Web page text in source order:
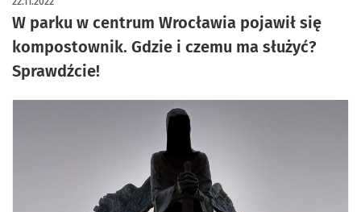
W parku w centrum Wrocławia pojawił się
kompostownik. Gdzie i czemu ma służyć?
Sprawdźcie!